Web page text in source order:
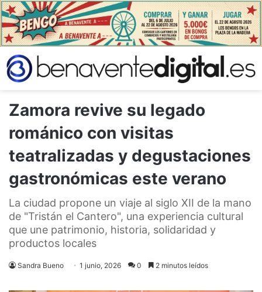
Zamora revive su legado
románico con visitas
teatralizadas y degustaciones
gastronómicas este verano
La ciudad propone un viaje al siglo XII de la mano
de "Tristán el Cantero", una experiencia cultural
que une patrimonio, historia, solidaridad y
productos locales
Sandra Bueno 1 junio, 2026 0 2 minutos leídos